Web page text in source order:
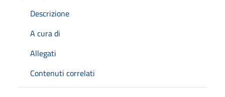
Descrizione
A cura di
Allegati
Contenuti correlati